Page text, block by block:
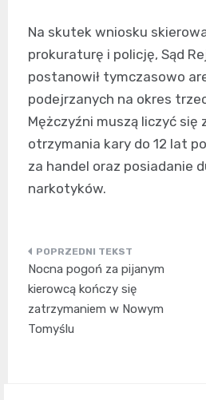
Na skutek wniosku
prokuraturę i policję, Sąd
postanowił tymczasowo
podejrzanych na okres
Mężczyźni muszą liczyć się
otrzymania kary do 12 lat
za handel oraz posiadanie
narkotyków.
Nawigacja
wpisu
Nocna pogoń za pijanym
kierowcą kończy się
zatrzymaniem w Nowym
Tomyślu